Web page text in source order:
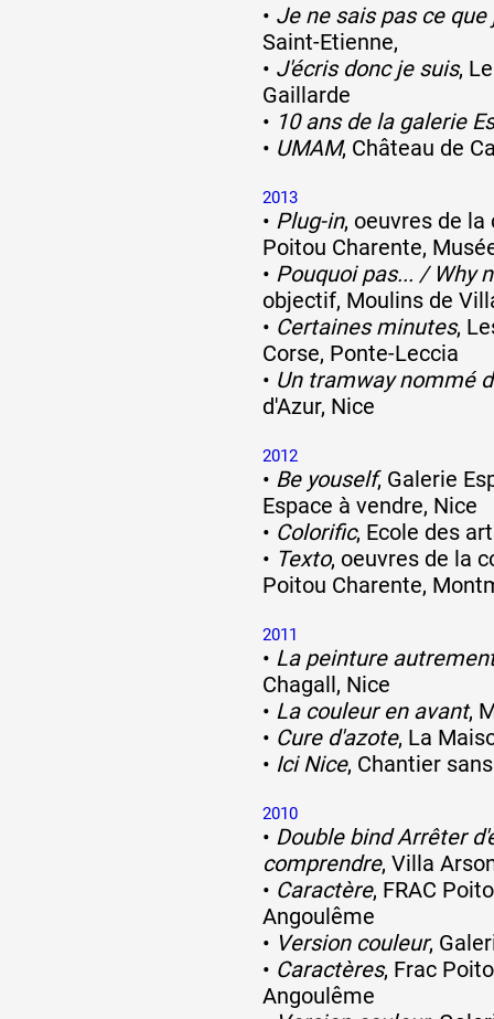
• Je ne sais pas ce que
Saint-Etienne,
• J'écris donc je suis,
Gaillarde
• 10 ans de la galerie
• UMAM, Château de
2013
• Plug-in, oeuvres de la
Poitou Charente,
• Pouquoi pas... / Why
objectif, Moulins de
• Certaines minutes,
Corse, Ponte-Leccia
• Un tramway nommé
d'Azur, Nice
2012
• Be youself, Galerie
Espace à vendre, Nice
• Colorific, Ecole des
• Texto, oeuvres de la
Poitou Charente,
2011
• La peinture
Chagall, Nice
• La couleur en avant,
• Cure d'azote, La
• Ici Nice, Chantier
2010
• Double bind Arrêter
comprendre, Villa
• Caractère, FRAC
Angoulême
• Version couleur,
• Caractères, Frac
Angoulême